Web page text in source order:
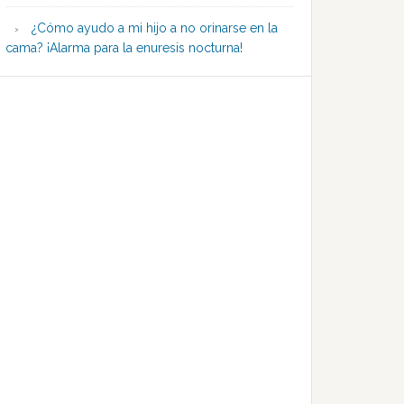
¿Cómo ayudo a mi hijo a no orinarse en la
cama? ¡Alarma para la enuresis nocturna!